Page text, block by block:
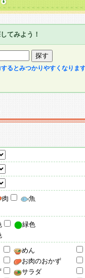
てみよう！
るとみつかりやすくなりま
肉
魚
緑色
めん
お肉のおかず
サラダ